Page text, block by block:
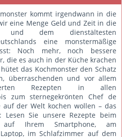
kommt irgendwann in die
eine Menge Geld und Zeit in die
und dem dienstältesten
eine monstermäßige
Noch mehr, noch bessere
die es auch in der Küche krachen
das Kochmonster den Schatz
überraschenden und vor allem
Rezepten in allen
zum sternegekrönten Chef de
auf der Welt kochen wollen – das
Sie unsere Rezepte beim
auf Ihrem Smartphone, am
im Schlafzimmer auf dem